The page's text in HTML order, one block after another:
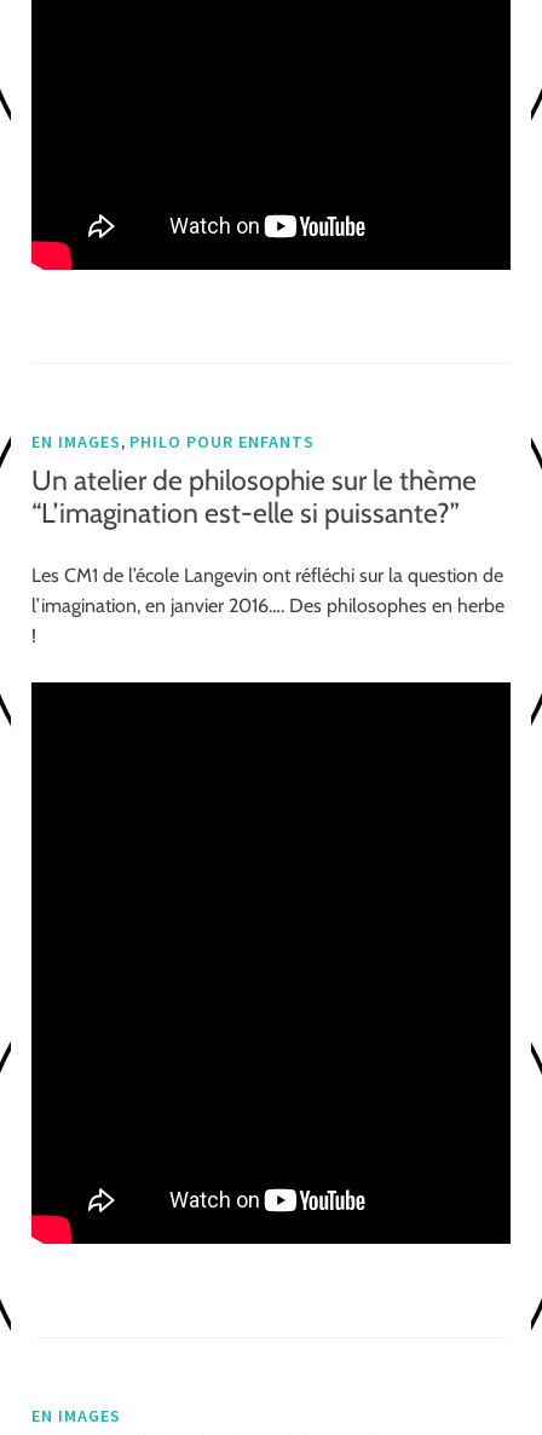
EN IMAGES, PHILO POUR ENFANTS
Un atelier de philosophie sur le thème
“L’imagination est-elle si puissante?”
Les CM1 de l’école Langevin ont réfléchi sur la question de
l’imagination, en janvier 2016…. Des philosophes en herbe
!
EN IMAGES